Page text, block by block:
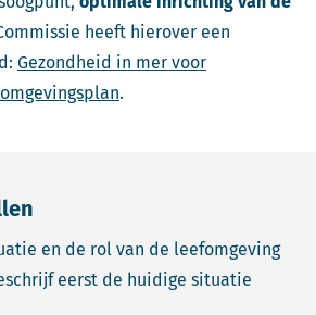
heeft hierover een
Gezondheid in mer voor
.
en de rol van de leefomgeving
eerst de huidige situatie